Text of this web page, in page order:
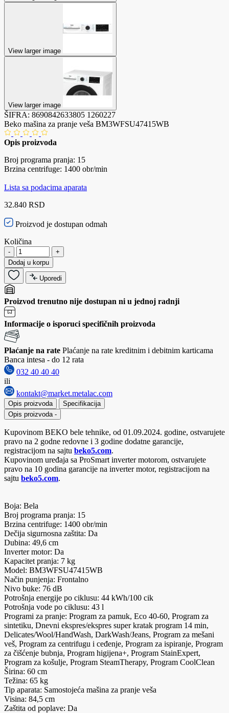
View larger image
View larger image
ŠIFRA: 8690842633805 1260227
Beko mašina za pranje veša BM3WFSU47415WB
Opis proizvoda
Broj programa pranja: 15
Brzina centrifuge: 1400 obr/min
Lista sa podacima aparata
32.840 RSD
Proizvod je dostupan odmah
Količina
-
+
Dodaj u korpu
Uporedi
Proizvod trenutno nije dostupan ni u jednoj radnji
Informacije o isporuci specifičnih proizvoda
Plaćanje na rate Plaćanje na rate kreditnim i debitnim karticama
Banca intesa - do 12 rata
032 40 40 40
ili
kontakt@market.metalac.com
Opis proizvoda
Specifikacija
Opis proizvoda -
Kupovinom BEKO bele tehnike, od 01.09.2024. godine, ostvarujete
pravo na 2 godne redovne i 3 godine dodatne garancije,
registracijom na sajtu beko5.com.
Kupovinom uređaja sa ProSmart inverter motorom, ostvarujete
pravo na 10 godina garancije na inverter motor, registracijom na
sajtu beko5.com.
Boja: Bela
Broj programa pranja: 15
Brzina centrifuge: 1400 obr/min
Dečija sigurnosna zaštita: Da
Dubina: 49,6 cm
Inverter motor: Da
Kapacitet pranja: 7 kg
Model: BM3WFSU47415WB
Način punjenja: Frontalno
Nivo buke: 76 dB
Potrošnja energije po ciklusu: 44 kWh/100 cik
Potrošnja vode po ciklusu: 43 l
Programi za pranje: Program za pamuk, Eco 40-60, Program za
sintetiku, Dnevni ekspres/ekspres super kratak program 14 min,
Delicates/Wool/HandWash, DarkWash/Jeans, Program za mešani
veš, Program za centrifugu i ceđenje, Program za ispiranje, Program
za čišćenje bubnja, Program higijena+, Program StainExpert,
Program za košulje, Program SteamTherapy, Program CoolClean
Širina: 60 cm
Težina: 65 kg
Tip aparata: Samostojeća mašina za pranje veša
Visina: 84,5 cm
Zaštita od poplave: Da